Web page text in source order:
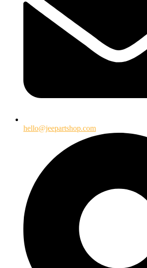
hello@jeepartshop.com